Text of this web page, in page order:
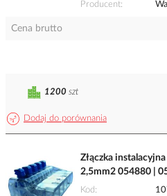
Producent
Cena brutto
Dodaj do porównania
1200 szt
Złączka
2,5mm2 054880 |
Kod